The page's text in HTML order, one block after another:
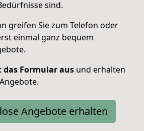
sind.
greifen Sie zum Telefon oder
einmal ganz bequem
das Formular aus und erhalten
Angebote erhalten